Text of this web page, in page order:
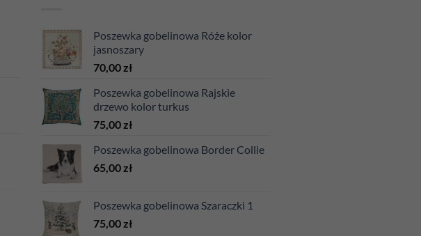
Poszewka gobelinowa Róże kolor
jasnoszary
70,00 zł
Poszewka gobelinowa Rajskie
drzewo kolor turkus
75,00 zł
Poszewka gobelinowa Border Collie
65,00 zł
Poszewka gobelinowa Szaraczki 1
75,00 zł